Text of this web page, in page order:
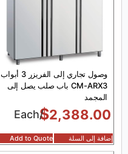
وصول تجاري إلى الفريزر 3 أبواب
CM-ARX3 باب صلب يصل إلى
المجمد
$2,388.00
/Each
إضافة إلى السلة Add to Quote